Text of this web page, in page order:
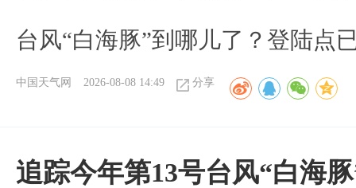
台风“白海豚”到哪儿了？登陆点
中国天气网 2026-08-08 14:49 分享
追踪今年第13号台风“白海